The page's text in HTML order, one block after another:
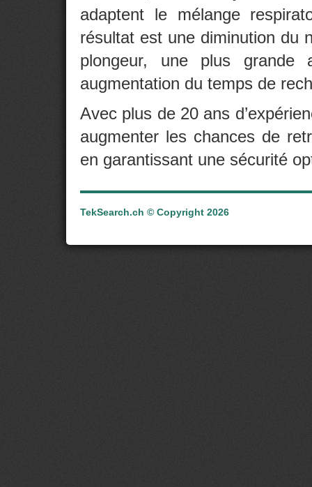
adaptent le mélange
résultat est une diminution du
plongeur, une plus grande
augmentation du temps de
Avec plus de 20 ans
augmenter les chances de
en garantissant une sécurité
TekSearch.ch © Copyright 2026